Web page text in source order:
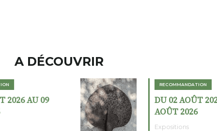
A DÉCOUVRIR
RECOMMANDATION
DU 02 AOÛT 2026 AU 23
AOÛT 2026
Expositions